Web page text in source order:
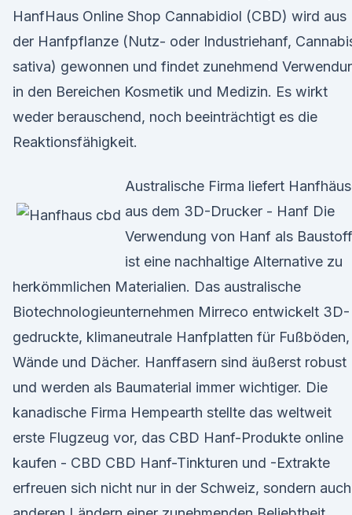
HanfHaus Online Shop Cannabidiol (CBD) wird aus
der Hanfpflanze (Nutz- oder Industriehanf,
sativa) gewonnen und findet zunehmend
in den Bereichen Kosmetik und Medizin. Es wirkt
weder berauschend, noch beeinträchtigt es die
Reaktionsfähigkeit.
Australische Firma liefert
aus dem 3D-Drucker - Hanf Die
Verwendung von Hanf als Baustoff
ist eine nachhaltige Alternative zu
herkömmlichen Materialien. Das australische
Biotechnologieunternehmen Mirreco entwickelt 3D-
gedruckte, klimaneutrale Hanfplatten für Fußböden,
Wände und Dächer. Hanffasern sind äußerst robust
und werden als Baumaterial immer wichtiger. Die
kanadische Firma Hempearth stellte das weltweit
erste Flugzeug vor, das CBD Hanf-Produkte online
kaufen - CBD CBD Hanf-Tinkturen und -Extrakte
erfreuen sich nicht nur in der Schweiz, sondern